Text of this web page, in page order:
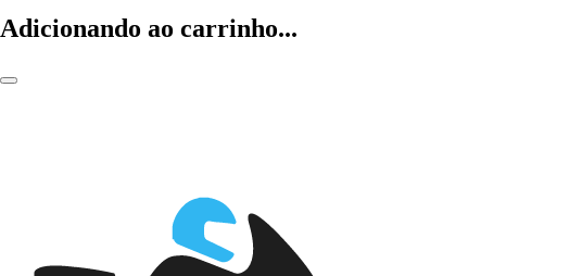
Adicionando ao carrinho...